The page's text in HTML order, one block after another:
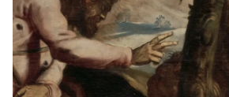
e
d
e
c
o